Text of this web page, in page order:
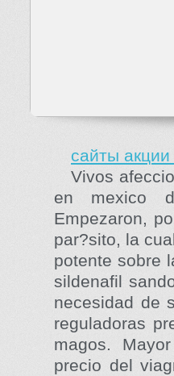
сайты
Vivos
en mexico
Empezaron,
par?sito, la
potente sobre
sildenafil
necesidad de
reguladoras
magos.
precio del